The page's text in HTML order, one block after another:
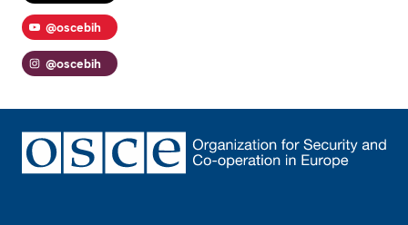
@oscebih
@oscebih